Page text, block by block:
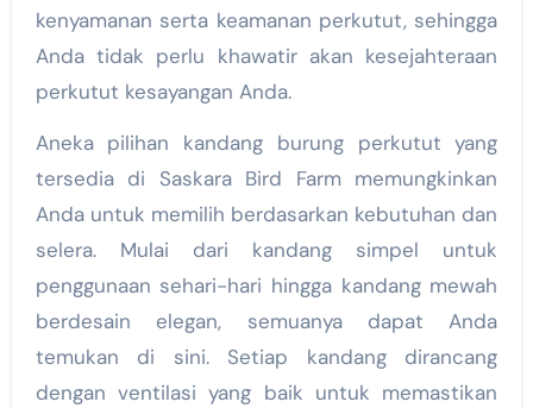
kenyamanan serta keamanan perkutut, sehingga
Anda tidak perlu khawatir akan kesejahteraan
perkutut kesayangan Anda.
Aneka pilihan kandang burung perkutut yang
tersedia di Saskara Bird Farm memungkinkan
Anda untuk memilih berdasarkan kebutuhan dan
selera. Mulai dari kandang simpel untuk
penggunaan sehari-hari hingga kandang mewah
berdesain elegan, semuanya dapat Anda
temukan di sini. Setiap kandang dirancang
dengan ventilasi yang baik untuk memastikan